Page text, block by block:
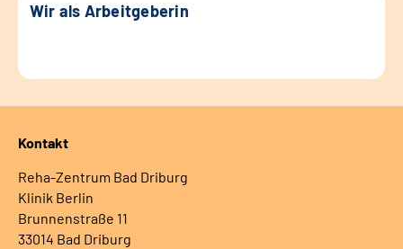
Wir als Arbeitgeberin
Kontakt
Reha-Zentrum Bad Driburg
Klinik Berlin
Brunnenstraße 11
33014 Bad Driburg